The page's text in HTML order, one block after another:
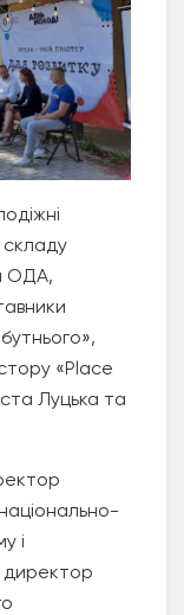
складу
ОДА,
«Place
Луцька та
і
директор